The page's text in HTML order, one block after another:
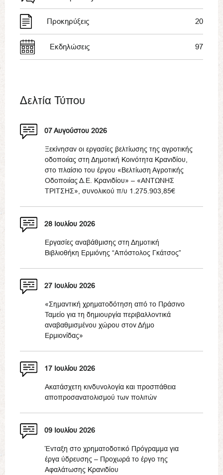
Προκηρύξεις 20
Εκδηλώσεις 97
Δελτία Τύπου
07 Αυγούστου 2026
Ξεκίνησαν οι εργασίες βελτίωσης της αγροτικής
οδοποιίας στη Δημοτική Κοινότητα Κρανιδίου,
στο πλαίσιο του έργου «Βελτίωση Αγροτικής
Οδοποιίας Δ.Ε. Κρανιδίου» – «ΑΝΤΩΝΗΣ
ΤΡΙΤΣΗΣ», συνολικού π/υ 1.275.903,85€
28 Ιουλίου 2026
Εργασίες αναβάθμισης στη Δημοτική
Βιβλιοθήκη Ερμιόνης “Απόστολος Γκάτσος”
27 Ιουλίου 2026
«Σημαντική χρηματοδότηση από το Πράσινο
Ταμείο για τη δημιουργία περιβαλλοντικά
αναβαθμισμένου χώρου στον Δήμο
Ερμιονίδας»
17 Ιουλίου 2026
Ακατάσχετη κινδυνολογία και προσπάθεια
αποπροσανατολισμού των πολιτών
09 Ιουλίου 2026
Ένταξη στο χρηματοδοτικό Πρόγραμμα για
έργα ύδρευσης – Προχωρά το έργο της
Αφαλάτωσης Κρανιδίου